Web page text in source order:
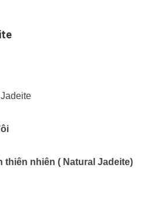
thiên nhiên ( Natural Jadeite)